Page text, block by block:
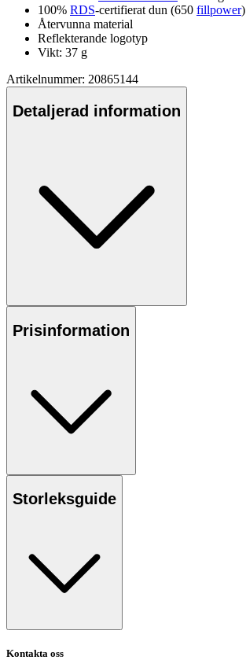
100% RDS-certifierat dun (650 fillpower)
Återvunna material
Reflekterande logotyp
Vikt: 37 g
Artikelnummer: 20865144
Detaljerad information
Prisinformation
Storleksguide
Kontakta oss